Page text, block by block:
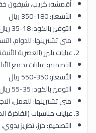
أقمشة: كريب، شيفون
الأسعار: 180-350 ريال
التوفير بالكود: 18-35 ريال
متى تشترينها: للدوام،
2. عبايات بليزر (العصرية الأنيقة)
التصميم: عبايات تجمع
الأسعار: 350-550 ريال
التوفير بالكود: 35-55 ريال
متى تشترينها: للعمل،
3. عبايات مناسبات (الفاخرة المطرزة)
التصميم: خرز، تطريز